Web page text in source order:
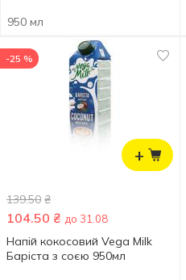
950 мл
+
-25 %
139.50 ₴
104.50 ₴ до 31.08
Напій кокосовий Vega Milk
Баріста з соєю 950мл